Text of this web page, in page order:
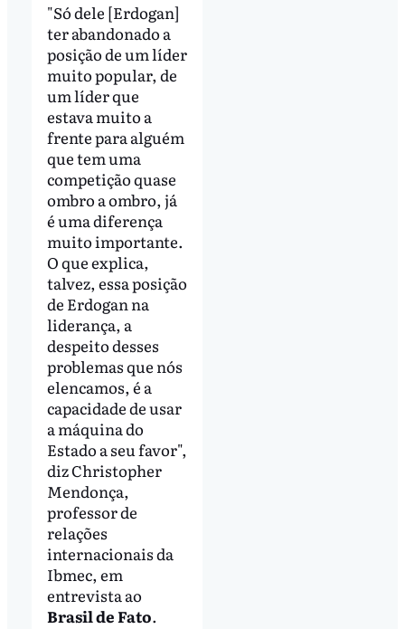
"Só dele [Erdogan]
ter abandonado a
posição de um líder
muito popular, de
um líder que
estava muito a
frente para alguém
que tem uma
competição quase
ombro a ombro, já
é uma diferença
muito importante.
O que explica,
talvez, essa posição
de Erdogan na
liderança, a
despeito desses
problemas que nós
elencamos, é a
capacidade de usar
a máquina do
Estado a seu favor",
diz Christopher
Mendonça,
professor de
relações
internacionais da
Ibmec, em
entrevista ao
Brasil de Fato.